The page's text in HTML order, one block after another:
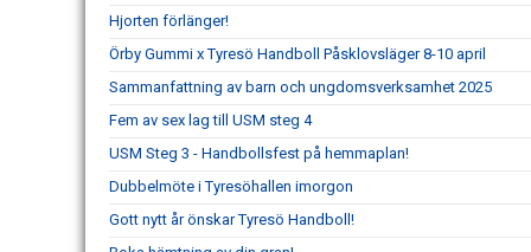
Hjorten förlänger!
Örby Gummi x Tyresö Handboll Påsklovsläger 8-10 april
Sammanfattning av barn och ungdomsverksamhet 2025
Fem av sex lag till USM steg 4
USM Steg 3 - Handbollsfest på hemmaplan!
Dubbelmöte i Tyresöhallen imorgon
Gott nytt år önskar Tyresö Handboll!